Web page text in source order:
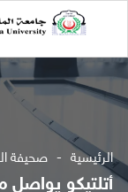
الرئيسية صحيفة
أتلتيكو يواصل